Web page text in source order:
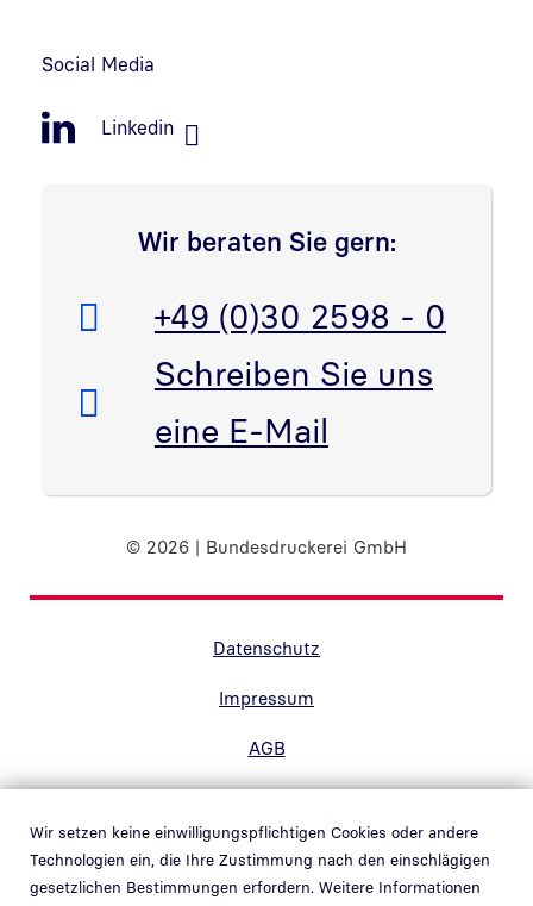
Wir setzen keine einwilligungspflichtigen Cookies oder andere
Technologien ein, die Ihre Zustimmung nach den einschlägigen
gesetzlichen Bestimmungen erfordern. Weitere Informationen
Social Media
Linkedin
Wir beraten Sie gern:
Telefon:
+49 (0)30 2598 - 0
E-Mail:
Schreiben Sie uns
eine E-Mail
© 2026 | Bundesdruckerei GmbH
Datenschutz
Impressum
AGB
Kontakt
Hinweisgebersystem